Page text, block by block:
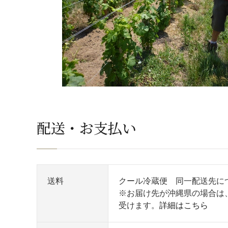
配送・お支払い
送料
クール冷蔵便 同一配送先に
※お届け先が沖縄県の場合は
受けます。 詳細はこちら